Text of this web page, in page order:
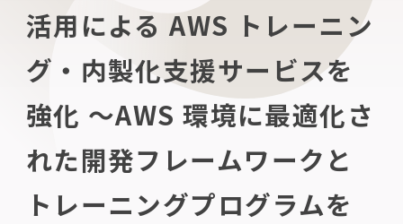
活用による AWS トレーニン
グ・内製化支援サービスを
強化 ～AWS 環境に最適化さ
れた開発フレームワークと
トレーニングプログラムを